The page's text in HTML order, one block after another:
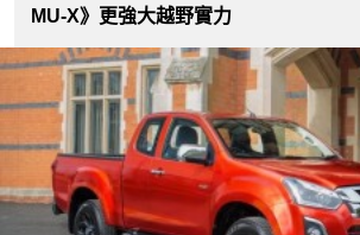
MU-X》更強大越野實力